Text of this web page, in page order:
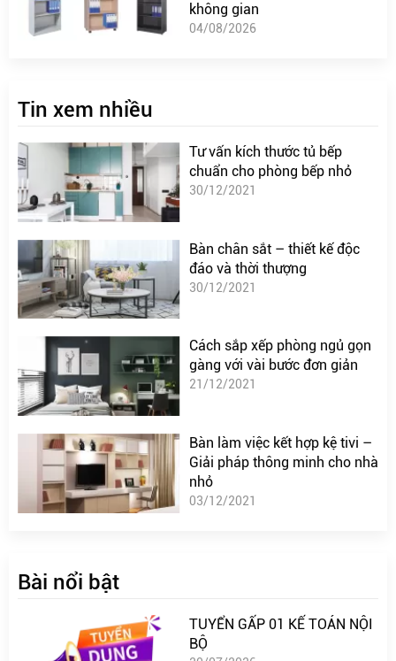
không gian
04/08/2026
Tin xem nhiều
Tư vấn kích thước tủ bếp
chuẩn cho phòng bếp nhỏ
30/12/2021
Bàn chân sắt – thiết kế độc
đáo và thời thượng
30/12/2021
Cách sắp xếp phòng ngủ gọn
gàng với vài bước đơn giản
21/12/2021
Bàn làm việc kết hợp kệ tivi –
Giải pháp thông minh cho nhà
nhỏ
03/12/2021
Bài nổi bật
TUYỂN GẤP 01 KẾ TOÁN NỘI
BỘ